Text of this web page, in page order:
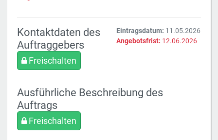
Kontaktdaten des
Auftraggebers
Freischalten
Eintragsdatum: 11.05.2026
Angebotsfrist: 12.06.2026
Ausführliche Beschreibung des
Auftrags
Freischalten